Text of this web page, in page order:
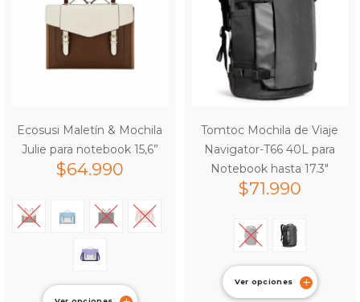
Ecosusi Maletín & Mochila
Julie para notebook 15,6”
$64.990
Tomtoc Mochila de Viaje
Navigator-T66 40L para
Notebook hasta 17.3″
$71.990
Ver opciones